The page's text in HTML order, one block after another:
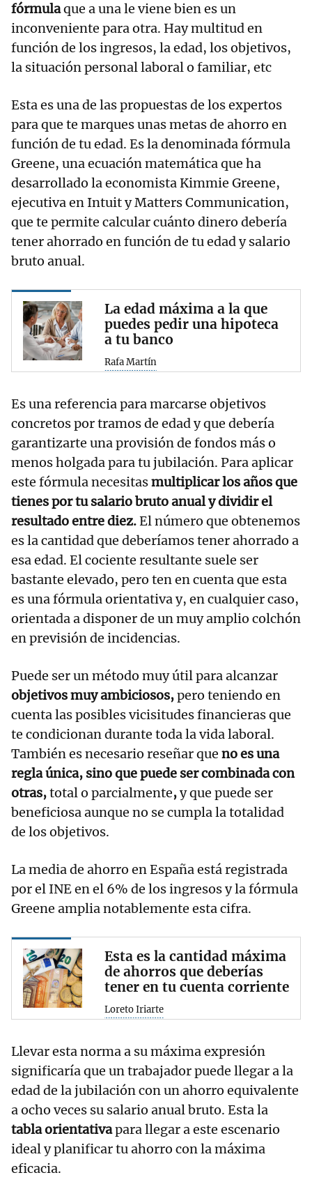
fórmulaque a una le viene bien es un
inconveniente para otra. Hay multitud en
función de los ingresos, la edad, los objetivos,
la situación personal laboral o familiar, etc
Esta es una de las propuestas de los expertos
para que te marques unas metas de ahorro en
función de tu edad. Es la denominada fórmula
Greene, una ecuación matemática que ha
desarrollado la economista Kimmie Greene,
ejecutiva en Intuit y Matters Communication,
que te permite calcular cuánto dinero debería
tener ahorrado en función de tu edad y salario
bruto anual.
La edad máxima a la que
puedes pedir una hipoteca
a tu banco
Rafa Martín
Es una referencia para marcarse objetivos
concretos por tramos de edad y que debería
garantizarte una provisión de fondos más o
menos holgada para tu jubilación. Para aplicar
este fórmula necesitasmultiplicar los años que
tienes por tu salario bruto anual y dividir el
resultado entre diez.El número que obtenemos
es la cantidad que deberíamos tener ahorrado a
esa edad. El cociente resultante suele ser
bastante elevado, pero ten en cuenta que esta
es una fórmula orientativa y, en cualquier caso,
orientada a disponer de un muy amplio colchón
en previsión de incidencias.
Puede ser un método muy útil para alcanzar
objetivos muy ambiciosos,pero teniendo en
cuenta las posibles vicisitudes financieras que
te condicionan durante toda la vida laboral.
También es necesario reseñar que no es una
regla única, sino que puede ser combinada con
otras,total o parcialmente,y que puede ser
beneficiosa aunque no se cumpla la totalidad
de los objetivos.
La media de ahorro en España está registrada
por el INE en el 6% de los ingresos y la fórmula
Greene amplia notablemente esta cifra.
Esta es la cantidad máxima
de ahorros que deberías
tener en tu cuenta corriente
Loreto Iriarte
Llevar esta norma a su máxima expresión
significaría que un trabajador puede llegar a la
edad de la jubilación con un ahorro equivalente
a ocho veces su salario anual bruto. Esta la
tabla orientativapara llegar a este escenario
ideal y planificar tu ahorro con la máxima
eficacia.